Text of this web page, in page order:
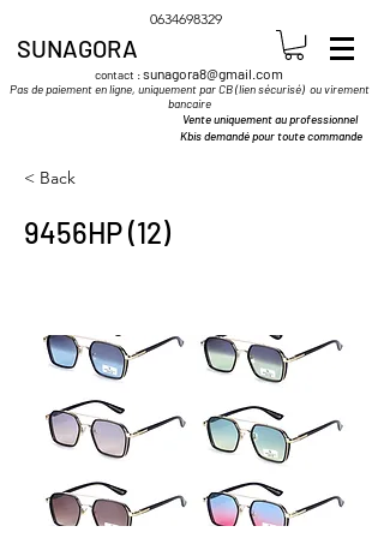
0634698329
SUNAGORA
contact :sunagora8@gmail.com
Pas de paiement en ligne, uniquement par CB (lien sécurisé) ou virement
bancaire
Vente uniquement au professionnel
Kbis demandé pour toute commande
< Back
9456HP (12)